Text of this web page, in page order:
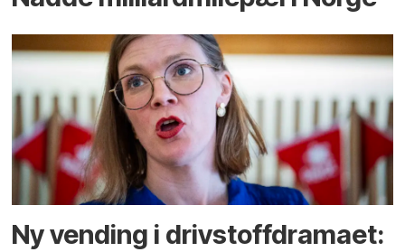
Ny vending i drivstoffdramaet: